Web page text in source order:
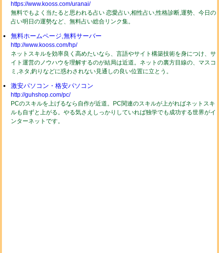
https://www.kooss.com/uranai/
無料でもよく当たると思われる占い 恋愛占い,相性占い,性格診断,運勢、今日の
占い明日の運勢など、無料占い総合リンク集。
無料ホームページ,無料サーバー
http://www.kooss.com/hp/
ネットスキルを効率良く高めたいなら、言語やサイト構築技術を身につけ、サ
イト運営のノウハウを理解するのが結局は近道。ネットの裏方目線の、マスコ
ミ,ネタ,釣りなどに惑わされない見通しの良い位置に立とう。
激安パソコン・格安パソコン
http://guhshop.com/pc/
PCのスキルを上げるなら自作が近道。PC関連のスキルが上がればネットスキ
ルも自ずと上がる。やる気さえしっかりしていれば独学でも成功する世界がイ
ンターネットです。